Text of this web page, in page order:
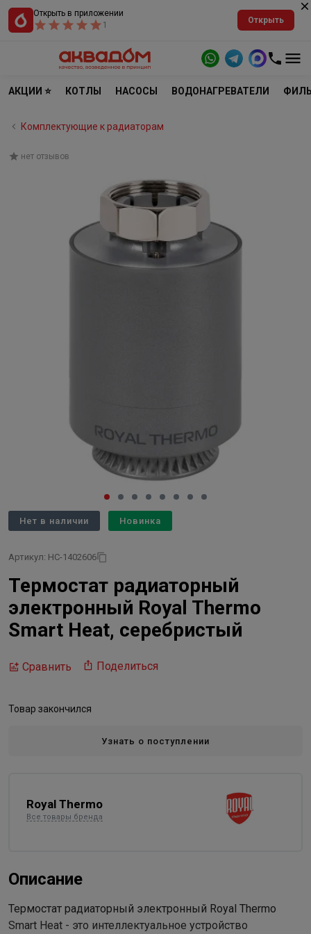
Открыть в приложении
1
Открыть
АКЦИИ ⭐ КОТЛЫ НАСОСЫ ВОДОНАГРЕВАТЕЛИ
Комплектующие к радиаторам
нет отзывов
Нет в наличии Новинка
Артикул: НС-1402606
Термостат радиаторный
электронный Royal Thermo
Smart Heat, серебристый
Сравнить Поделиться
Товар закончился
Узнать о поступлении
Royal Thermo
Все товары бренда
Описание
Термостат радиаторный электронный Royal Thermo
Smart Heat - это интеллектуальное устройство